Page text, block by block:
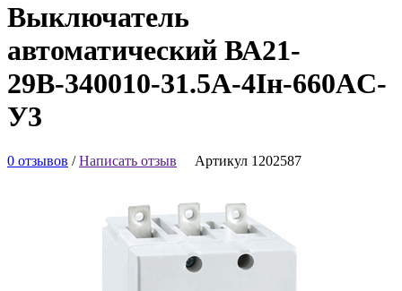
Выключатель
автоматический ВА21-
29В-340010-31.5А-4Iн-660AC-
У3
0 отзывов /Написать отзыв Артикул 1202587